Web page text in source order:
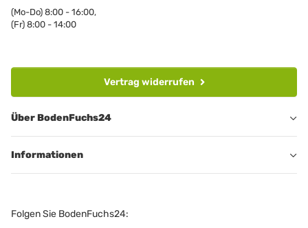
(Mo-Do) 8:00 - 16:00,
(Fr) 8:00 - 14:00
Vertrag widerrufen
Über BodenFuchs24
Informationen
Folgen Sie BodenFuchs24: